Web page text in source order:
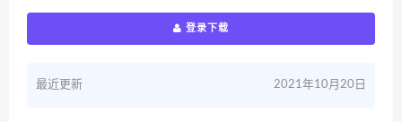
登录下载
最近更新 2021年10月20日